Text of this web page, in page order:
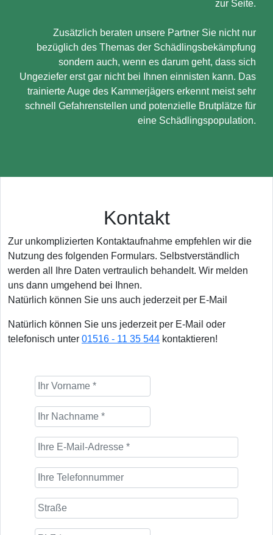
zur Seite.
Zusätzlich beraten unsere Partner Sie nicht nur
bezüglich des Themas der Schädlingsbekämpfung
sondern auch, wenn es darum geht, dass sich
Ungeziefer erst gar nicht bei Ihnen einnisten kann. Das
trainierte Auge des Kammerjägers erkennt meist sehr
schnell Gefahrenstellen und potenzielle Brutplätze für
eine Schädlingspopulation.
Kontakt
Zur unkomplizierten Kontaktaufnahme empfehlen wir die
Nutzung des folgenden Formulars. Selbstverständlich
werden all Ihre Daten vertraulich behandelt. Wir melden
uns dann umgehend bei Ihnen.
Natürlich können Sie uns auch jederzeit per E-Mail
Natürlich können Sie uns jederzeit per E-Mail oder
telefonisch unter 01516 - 11 35 544 kontaktieren!